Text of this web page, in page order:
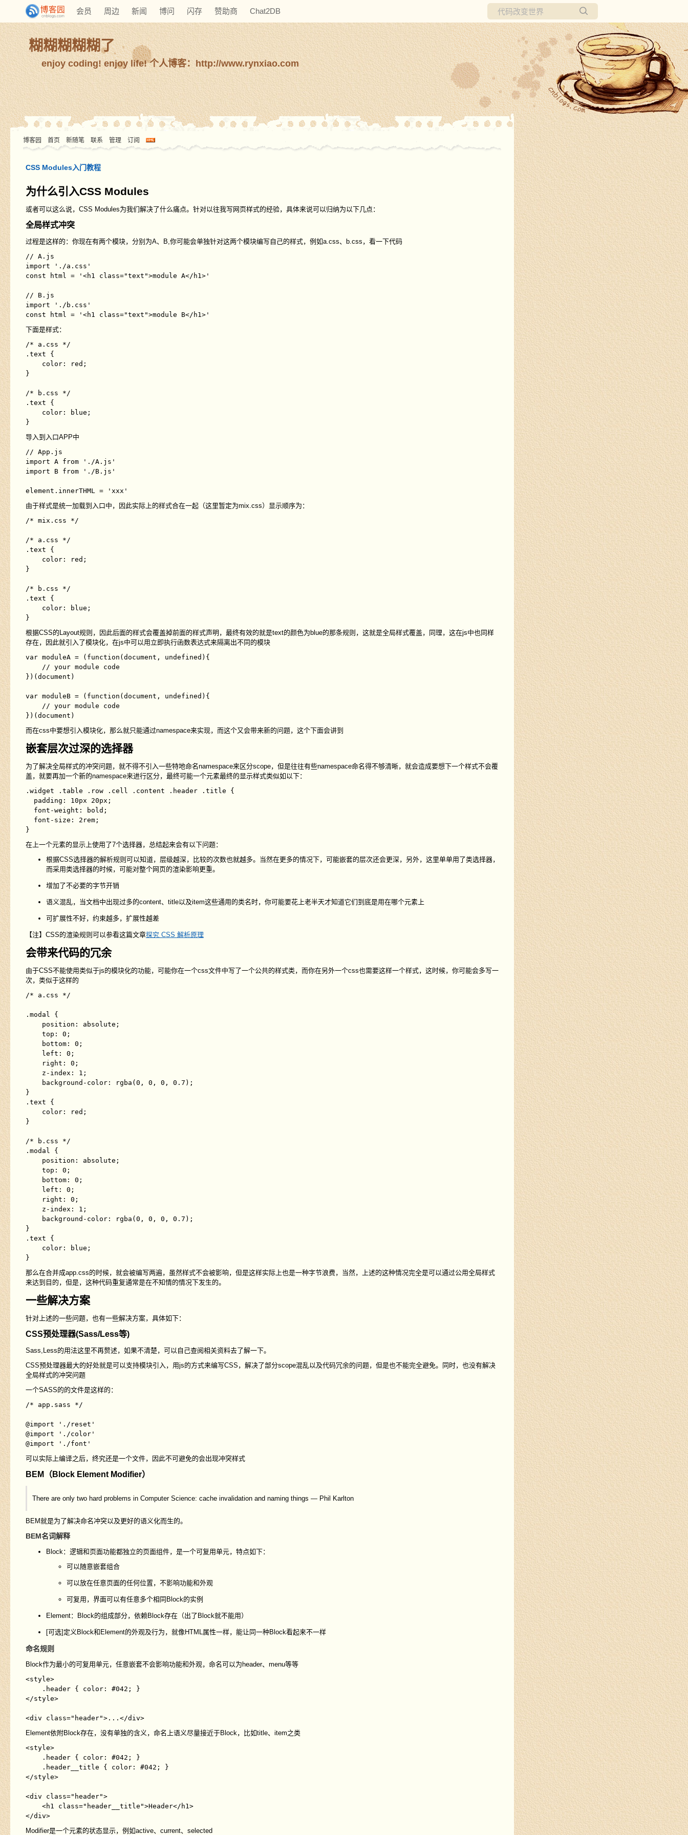
会员 周边 新闻 博问 闪存 赞助商 Chat2DB
所有博客
当前博客
糊糊糊糊糊了
enjoy coding! enjoy life! 个人博客：http://www.rynxiao.com
博客园 首页 新随笔 联系 管理 订阅
CSS Modules入门教程
为什么引入CSS Modules
或者可以这么说，CSS Modules为我们解决了什么痛点。针对以往我写网页样式的经验，具体来说可以归纳为以下几点：
全局样式冲突
过程是这样的：你现在有两个模块，分别为A、B,你可能会单独针对这两个模块编写自己的样式，例如a.css、b.css，看一下代码
// A.js
import './a.css'
const html = '<h1 class="text">module A</h1>'
// B.js
import './b.css'
下面是样式：
/* a.css */
.text {
    color: red;
}
/* b.css */
.text {
    color: blue;
导入到入口APP中
// App.js
import A from './A.js'
import B from './B.js'
由于样式是统一加载到入口中，因此实际上的样式合在一起（这里暂定为mix.css）显示顺序为：
/* mix.css */
/* a.css */
.text {
    color: red;
}
/* b.css */
.text {
    color: blue;
根据CSS的Layout规则，因此后面的样式会覆盖掉前面的样式声明，最终有效的就是text的颜色为 blue的那条规则，这就是全局样式覆盖，同理，这在js中也同样
存在，因此就引入了模块化，在js中可以用立即执行函数表达式来隔离出不同的模块
var moduleA = (function(document, undefined){
    // your module code
})(document)
var moduleB = (function(document, undefined){
    // your module code
而在css中要想引入模块化，那么就只能通过namespace来实现，而这个又会带来新的问题，这个下面会讲到
嵌套层次过深的选择器
为了解决全局样式的冲突问题，就不得不引入一些特地命名namespace来区分scope，但是往往有些namespace命名得不够清晰，就会造成要想下一个样式不会覆
盖，就要再加一个新的namespace来进行区分，最终可能一个元素最终的显示样式类似如以下：
.widget .table .row .cell .content .header .title {
  padding: 10px 20px;
  font-weight: bold;
  font-size: 2rem;
在上一个元素的显示上使用了7个选择器，总结起来会有以下问题：
根据CSS选择器的解析规则可以知道，层级越深，比较的次数也就越多。当然在更多的情况下，可能嵌套的层次还会更深，另外，这里单单用了类选择器，
而采用类选择器的时候，可能对整个网页的渲染影响更重。
增加了不必要的字节开销
语义混乱，当文档中出现过多的content、 title以及item这些通用的类名时，你可能要花上老半天才知道它们到底是用在哪个元素上
可扩展性不好，约束越多，扩展性越差
【注】CSS的渲染规则可以参看这篇文章探究 CSS 解析原理
会带来代码的冗余
由于CSS不能使用类似于js的模块化的功能，可能你在一个css文件中写了一个公共的样式类，而你在另外一个css也需要这样一个样式，这时候，你可能会多写一
次，类似于这样的
/* a.css */
.modal {
    position: absolute;
    top: 0;
    bottom: 0;
    left: 0;
    right: 0;
    z-index: 1;
    background-color: rgba(0, 0, 0, 0.7);
}
.text {
    color: red;
}
/* b.css */
.modal {
    position: absolute;
    top: 0;
    bottom: 0;
    left: 0;
    right: 0;
    z-index: 1;
    background-color: rgba(0, 0, 0, 0.7);
}
.text {
    color: blue;
那么在合并成app.css的时候，就会被编写两遍，虽然样式不会被影响，但是这样实际上也是一种字节浪费，当然，上述的这种情况完全是可以通过公用全局样式
来达到目的，但是，这种代码重复通常是在不知情的情况下发生的。
一些解决方案
针对上述的一些问题，也有一些解决方案，具体如下：
CSS预处理器(Sass/Less等)
Sass,Less的用法这里不再赘述，如果不清楚，可以自己查阅相关资料去了解一下。
CSS预处理器最大的好处就是可以支持模块引入，用js的方式来编写CSS，解决了部分scope混乱以及代码冗余的问题，但是也不能完全避免。同时，也没有解决
全局样式的冲突问题
一个SASS的的文件是这样的：
/* app.sass */
@import './reset'
@import './color'
可以实际上编译之后，终究还是一个文件，因此不可避免的会出现冲突样式
BEM（Block Element Modifier）
There are only two hard problems in Computer Science: cache invalidation and naming things — Phil Karlton
BEM就是为了解决命名冲突以及更好的语义化而生的。
BEM名词解释
Block：逻辑和页面功能都独立的页面组件，是一个可复用单元，特点如下：
可以随意嵌套组合
可以放在任意页面的任何位置，不影响功能和外观
可复用，界面可以有任意多个相同Block的实例
Element：Block的组成部分，依赖Block存在（出了Block就不能用）
[可选]定义Block和Element的外观及行为，就像HTML属性一样，能让同一种Block看起来不一样
命名规则
Block作为最小的可复用单元，任意嵌套不会影响功能和外观，命名可以为 header、 menu等等
<style>
    .header { color: #042; }
</style>
<div class="header">...</div>
Element依附Block存在，没有单独的含义，命名上语义尽量接近于Block，比如title、 item之类
<style>
    .header { color: #042; }
    .header__title { color: #042; }
</style>
<div class="header">
    <h1 class="header__title">Header</h1>
</div>
Modifier是一个元素的状态显示，例如active、 current、 selected